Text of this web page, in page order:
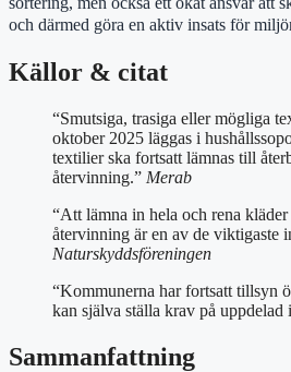
och därmed göra en aktiv insats för
Källor & citat
“Smutsiga, trasiga eller mögliga
oktober 2025 läggas i
textilier ska fortsatt lämnas till
återvinning.” Merab
“Att lämna in hela och rena
återvinning är en av de viktigaste
Naturskyddsföreningen
“Kommunerna har fortsatt tillsyn
kan själva ställa krav på uppdelad
Sammanfattning